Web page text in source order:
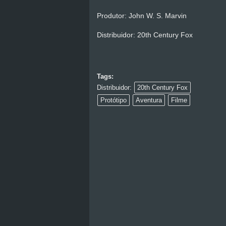
Produtor: John W. S. Marvin
Distribuidor: 20th Century Fox
Tags:
Distribuidor:
20th Century Fox
Protótipo
Aventura Filme